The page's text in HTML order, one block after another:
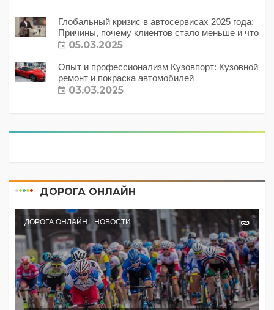
Глобальный кризис в автосервисах 2025 года:
Причины, почему клиентов стало меньше и что
с этим делать?
05.03.2025
Опыт и профессионализм Кузовпорт: Кузовной
ремонт и покраска автомобилей
03.03.2025
ДОРОГА ОНЛАЙН
ДОРОГА ОНЛАЙН НОВОСТИ